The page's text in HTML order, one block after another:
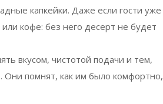
капкейки. Даже если гости уже
кофе: без него десерт не будет
вкусом, чистотой подачи и тем,
Они помнят, как им было комфортно,